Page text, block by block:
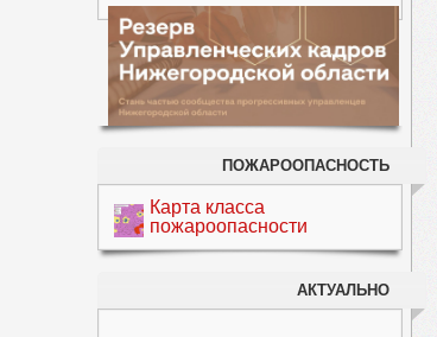
ПОЖАРООПАСНОСТЬ
Карта класса
пожароопасности
АКТУАЛЬНО